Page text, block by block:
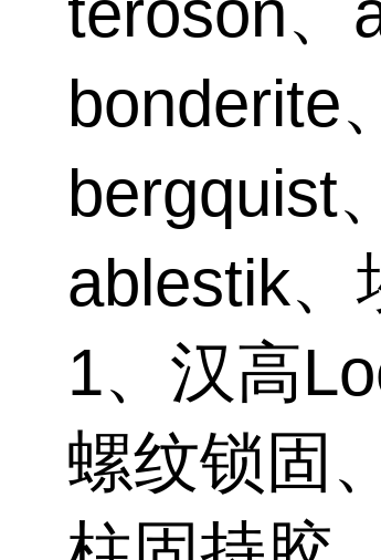
bonderite
bergquist
ablestik、
1、汉高
螺纹锁固